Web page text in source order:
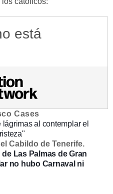
está
Cases
al contemplar el
Cabildo de Tenerife.
Las Palmas de Gran
no hubo Carnaval ni